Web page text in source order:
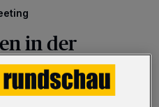
in der